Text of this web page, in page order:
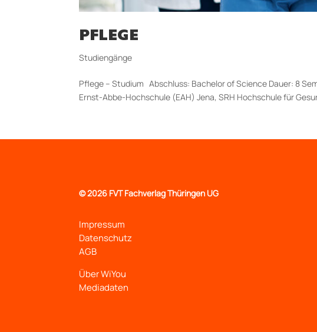
PFLEGE
Studiengänge
Pflege – Studium Abschluss: Bachelor of Science Dauer: 8
Ernst-Abbe-Hochschule (EAH) Jena, SRH Hochschule für
©2026 FVT Fachverlag Thüringen UG
Impressum
Datenschutz
AGB
Über WiYou
Mediadaten